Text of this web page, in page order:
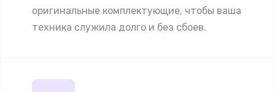
оригинальные комплектующие, чтобы ваша
техника служила долго и без сбоев.